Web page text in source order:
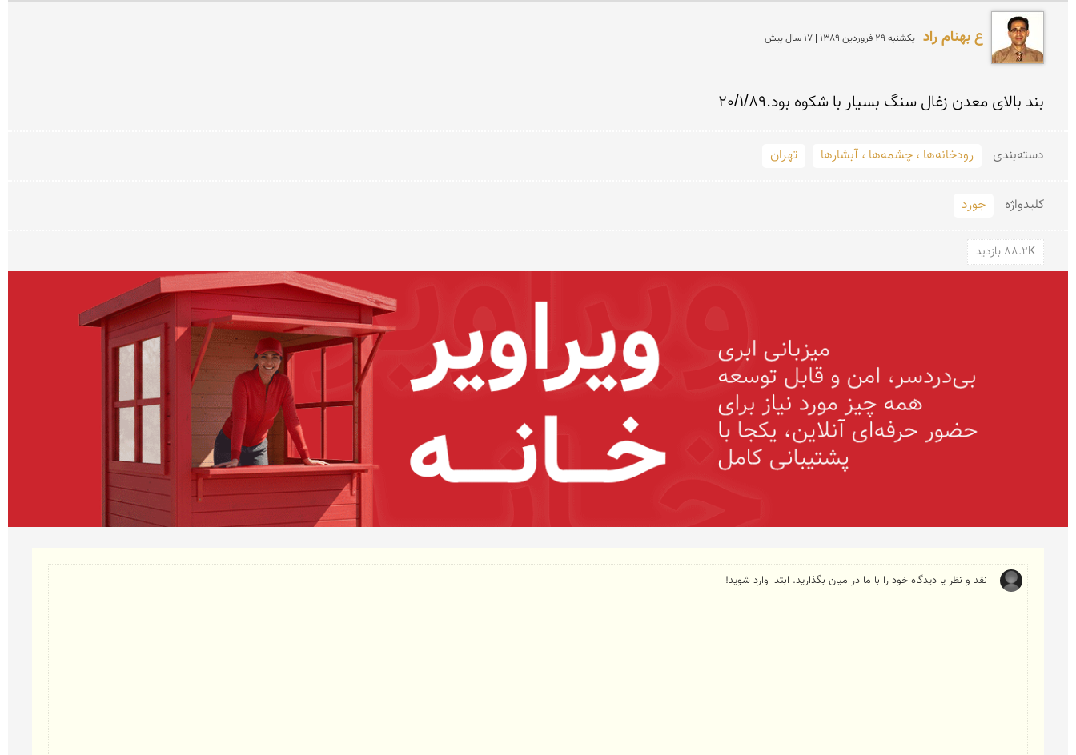
ع بهنام راد يكشنبه 29 فروردين 1389 | 17 سال پیش
بند بالای معدن زغال سنگ بسیار با شکوه بود.20/1/89
دسته‌بندی رودخانه‌ها ، چشمه‌ها ، آبشارها تهران
کلید‌واژه جورد
88.2K بازدید